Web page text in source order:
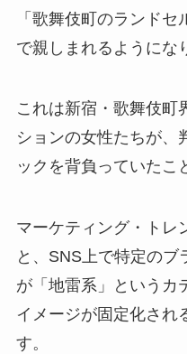
「歌舞伎町のランド
で親しまれるようにな
これは新宿・歌舞伎町
ションの女性たちが、
ックを背負っていたこ
マーケティング・トレ
と、SNS上で特定のブ
が「地雷系」というカ
イメージが固定化され
す。